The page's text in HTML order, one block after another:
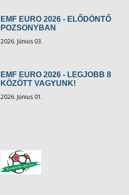
EMF EURO 2026 - ELŐDÖNTŐ
POZSONYBAN
2026. Június 03.
EMF EURO 2026 - LEGJOBB 8
KÖZÖTT VAGYUNK!
2026. Június 01.